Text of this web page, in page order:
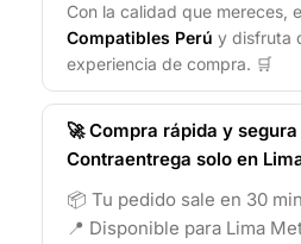
Con la calidad que mereces,
Compatibles Perú y disfruta
experiencia de compra. 🛒
🚀 Compra rápida y segura
Contraentrega solo en
📦 Tu pedido sale en 30
📍 Disponible para Lima